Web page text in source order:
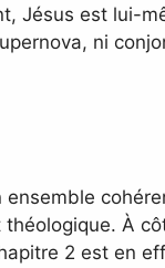
Jésus est lui-
ni
théologique. À
2 est en